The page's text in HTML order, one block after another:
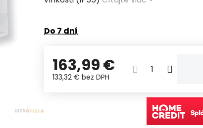
Do 7 dní
163,99 €
133,32 €bez DPH